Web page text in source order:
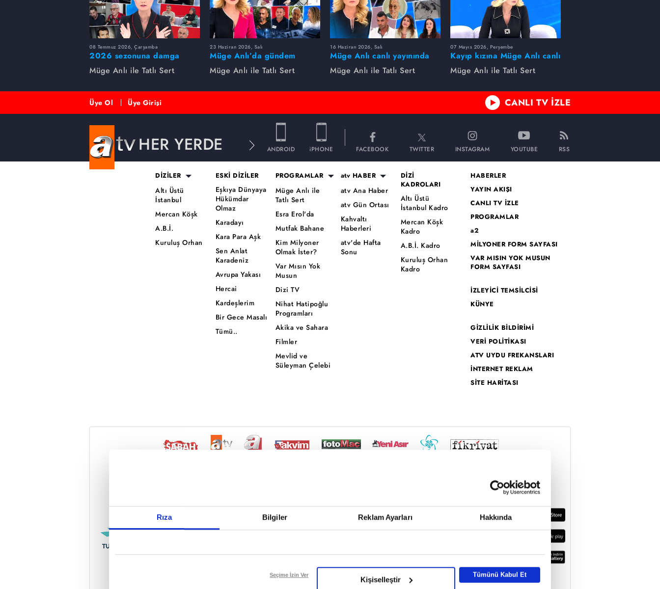
Rıza Bilgiler Reklam Ayarları Hakkında
Reddet
Seçime İzin Ver
Kişiselleştir
Tümünü Kabul Et
08 Temmuz 2026, Çarşamba
2026 sezonuna damga
vuran 5 Müge Anlı
dosyası...
Müge Anlı ile Tatlı Sert
23 Haziran 2026, Salı
Müge Anlı’da gündem
sarsıldı! Kayıp dosyaları ve
aile ihanetleri herkesi şoke
Müge Anlı ile Tatlı Sert
16 Haziran 2026, Salı
Müge Anlı canlı yayınında
dikkat çeken gelişmeler
yaşandı. Kayıp,
Müge Anlı ile Tatlı Sert
07 Mayıs 2026, Perşembe
Kayıp kızına Müge Anlı canlı
yayında kavuştu
Müge Anlı ile Tatlı Sert
Üye Ol Üye Girişi CANLI TV İZLE
HER YERDE ANDROID iPHONE FACEBOOK TWITTER INSTAGRAM YOUTUBE RSS
DİZİLER
Altı Üstü
İstanbul
Mercan Köşk
A.B.İ.
Kuruluş Orhan
ESKİ DİZİLER
Eşkıya Dünyaya
Hükümdar
Olmaz
Karadayı
Kara Para Aşk
Sen Anlat
Karadeniz
Avrupa Yakası
Hercai
Kardeşlerim
Bir Gece Masalı
Tümü..
PROGRAMLAR
Müge Anlı ile
Tatlı Sert
Esra Erol'da
Mutfak Bahane
Kim Milyoner
Olmak İster?
Var Mısın Yok
Musun
Dizi TV
Nihat Hatipoğlu
Programları
Akika ve Sahara
Filmler
Mevlid ve
Süleyman Çelebi
atv HABER
atv Ana Haber
atv Gün Ortası
Kahvaltı
Haberleri
atv'de Hafta
Sonu
DİZİ
KADROLARI
Altı Üstü
İstanbul Kadro
Mercan Köşk
Kadro
A.B.İ. Kadro
Kuruluş Orhan
Kadro
HABERLER
YAYIN AKIŞI
CANLI TV İZLE
PROGRAMLAR
a2
MİLYONER FORM SAYFASI
VAR MISIN YOK MUSUN
FORM SAYFASI
İZLEYİCİ TEMSİLCİSİ
KÜNYE
GİZLİLİK BİLDİRİMİ
VERİ POLİTİKASI
ATV UYDU FREKANSLARI
İNTERNET REKLAM
SİTE HARİTASI